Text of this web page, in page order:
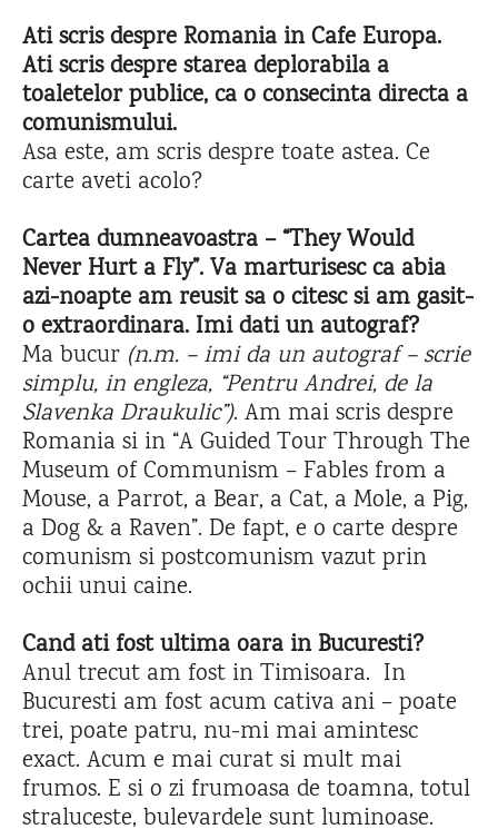
Ati scris despre Romania in Cafe Europa.
Ati scris despre starea deplorabila a
toaletelor publice, ca o consecinta directa a
comunismului.
Asa este, am scris despre toate astea. Ce
carte aveti acolo?
Cartea dumneavoastra –“They Would
Never Hurt a Fly”. Va marturisesc ca abia
azi-noapte am reusit sa o citesc si am gasit-
o extraordinara. Imi dati un autograf?
Ma bucur (n.m. – imi da un autograf – scrie
simplu, in engleza, “Pentru Andrei, de la
Slavenka Draukulic”). Am mai scris despre
Romania si in “A Guided Tour Through The
Museum of Communism – Fables from a
Mouse, a Parrot, a Bear, a Cat, a Mole, a Pig,
a Dog & a Raven”. De fapt, e o carte despre
comunism si postcomunism vazut prin
ochii unui caine.
Cand ati fost ultima oara in Bucuresti?
Anul trecut am fost in Timisoara. In
Bucuresti am fost acum cativa ani – poate
trei, poate patru, nu-mi mai amintesc
exact. Acum e mai curat si mult mai
frumos. E si o zi frumoasa de toamna, totul
straluceste, bulevardele sunt luminoase.